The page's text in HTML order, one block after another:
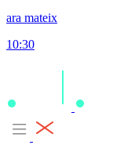
ara mateix
10:30